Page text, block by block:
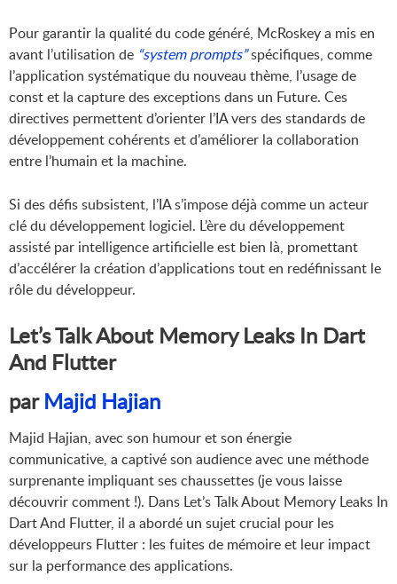
Pour garantir la qualité du code généré, McRoskey a mis en
avant l’utilisation de “system prompts”spécifiques, comme
l’application systématique du nouveau thème, l’usage de
const et la capture des exceptions dans un Future. Ces
directives permettent d’orienter l’IA vers des standards de
développement cohérents et d’améliorer la collaboration
entre l’humain et la machine.
Si des défis subsistent, l’IA s’impose déjà comme un acteur
clé du développement logiciel. L’ère du développement
assisté par intelligence artificielle est bien là, promettant
d’accélérer la création d’applications tout en redéfinissant le
rôle du développeur.
Let’s Talk About Memory Leaks In Dart
And Flutter
parMajid Hajian
Majid Hajian, avec son humour et son énergie
communicative, a captivé son audience avec une méthode
surprenante impliquant ses chaussettes (je vous laisse
découvrir comment !). Dans Let’s Talk About Memory Leaks In
Dart And Flutter, il a abordé un sujet crucial pour les
développeurs Flutter : les fuites de mémoire et leur impact
sur la performance des applications.